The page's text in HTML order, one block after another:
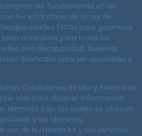
fundamental en Nu
los estándares de la Ley de
(ADA) para garantizar
accesibles para todas las
con discapacidad. Nuestras
diseñadas para ser accesibles y
Condiciones de Uso y Política de
web para obtener información
términos bajo los cuales se ofrecen
y los términos
de Nu Health RX y sus servicios.